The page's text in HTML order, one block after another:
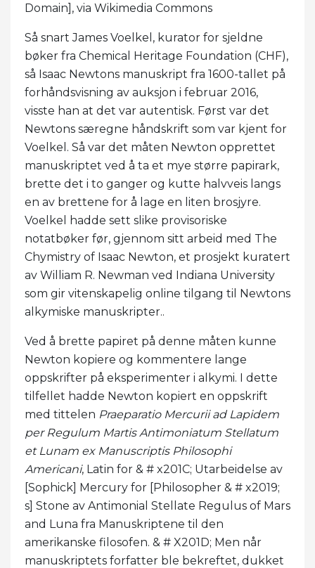
Domain], via Wikimedia Commons
Så snart James Voelkel, kurator for sjeldne
bøker fra Chemical Heritage Foundation (CHF),
så Isaac Newtons manuskript fra 1600-tallet på
forhåndsvisning av auksjon i februar 2016,
visste han at det var autentisk. Først var det
Newtons særegne håndskrift som var kjent for
Voelkel. Så var det måten Newton opprettet
manuskriptet ved å ta et mye større papirark,
brette det i to ganger og kutte halvveis langs
en av brettene for å lage en liten brosjyre.
Voelkel hadde sett slike provisoriske
notatbøker før, gjennom sitt arbeid med The
Chymistry of Isaac Newton, et prosjekt kuratert
av William R. Newman ved Indiana University
som gir vitenskapelig online tilgang til Newtons
alkymiske manuskripter..
Ved å brette papiret på denne måten kunne
Newton kopiere og kommentere lange
oppskrifter på eksperimenter i alkymi. I dette
tilfellet hadde Newton kopiert en oppskrift
med tittelen Praeparatio Mercurii ad Lapidem
per Regulum Martis Antimoniatum Stellatum
et Lunam ex Manuscriptis Philosophi
Americani, Latin for & # x201C; Utarbeidelse av
[Sophick] Mercury for [Philosopher & # x2019;
s] Stone av Antimonial Stellate Regulus of Mars
and Luna fra Manuskriptene til den
amerikanske filosofen. & # X201D; Men når
manuskriptets forfatter ble bekreftet, dukket